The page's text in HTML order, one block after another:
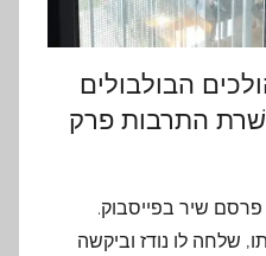
הבולבולים
שׁרת התרבות פרק
פרסם שיר בפייסבוק.
שלחה לו נודז וביקשה